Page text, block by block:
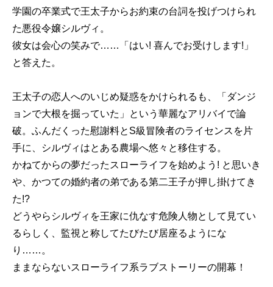
学園の卒業式で王太子からお約束の台詞を投げつけられ
た悪役令嬢シルヴィ。
彼女は会心の笑みで……「はい! 喜んでお受けします!」
と答えた。
王太子の恋人へのいじめ疑惑をかけられるも、「ダンジ
ョンで大根を掘っていた」という華麗なアリバイで論
破。ふんだくった慰謝料とS級冒険者のライセンスを片
手に、シルヴィはとある農場へ悠々と移住する。
かねてからの夢だったスローライフを始めよう! と思いき
や、かつての婚約者の弟である第二王子が押し掛けてき
た!?
どうやらシルヴィを王家に仇なす危険人物として見てい
るらしく、監視と称してたびたび居座るようにな
り……。
ままならないスローライフ系ラブストーリーの開幕！